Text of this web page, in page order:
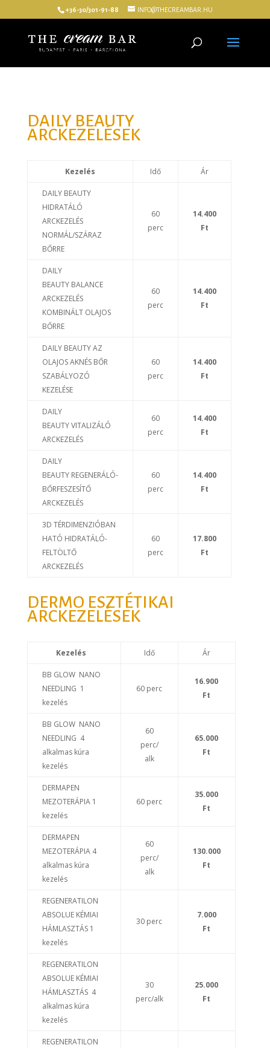
+36-30/301-91-88 INFO@THECREAMBAR.HU
DAILY BEAUTY
ARCKEZELÉSEK
Kezelés Idő Ár
DAILY BEAUTY
HIDRATÁLÓ
ARCKEZELÉS
NORMÁL/SZÁRAZ
BŐRRE
60
perc
14.400
Ft
DAILY
BEAUTY BALANCE
ARCKEZELÉS
KOMBINÁLT OLAJOS
BŐRRE
60
perc
14.400
Ft
DAILY BEAUTY AZ
OLAJOS AKNÉS BŐR
SZABÁLYOZÓ
KEZELÉSE
60
perc
14.400
Ft
DAILY
BEAUTY VITALIZÁLÓ
ARCKEZELÉS
60
perc
14.400
Ft
DAILY
BEAUTY REGENERÁLÓ-
BŐRFESZESÍTŐ
ARCKEZELÉS
60
perc
14.400
Ft
3D TÉRDIMENZIÓBAN
HATÓ HIDRATÁLÓ-
FELTÖLTŐ
ARCKEZELÉS
60
perc
17.800
Ft
DERMO ESZTÉTIKAI
ARCKEZELÉSEK
Kezelés Idő Ár
BB GLOW NANO
NEEDLING 1
kezelés
60 perc
16.900
Ft
BB GLOW NANO
NEEDLING 4
alkalmas kúra
kezelés
60
perc/
alk
65.000
Ft
DERMAPEN
MEZOTERÁPIA 1
kezelés
60 perc
35.000
Ft
DERMAPEN
MEZOTERÁPIA 4
alkalmas kúra
kezelés
60
perc/
alk
130.000
Ft
REGENERATILON
ABSOLUE KÉMIAI
HÁMLASZTÁS 1
kezelés
30 perc
7.000
Ft
REGENERATILON
ABSOLUE KÉMIAI
HÁMLASZTÁS 4
alkalmas kúra
kezelés
30
perc/alk
25.000
Ft
REGENERATILON